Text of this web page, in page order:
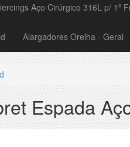
Aço Cirúrgico 316L p/ 1º
Alargadores Orelha - Geral
Espada